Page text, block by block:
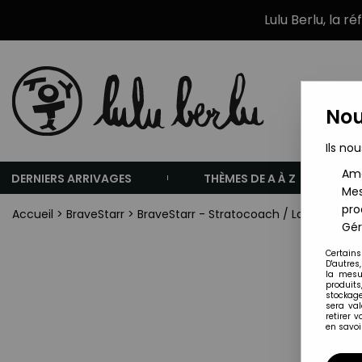
Lulu Berlu, la
DERNIERS ARRIVAGES THÈMES DE A À Z
Accueil > BraveStarr > BraveStarr - Stratocoach / La
Ils
la
sera
retirer
en